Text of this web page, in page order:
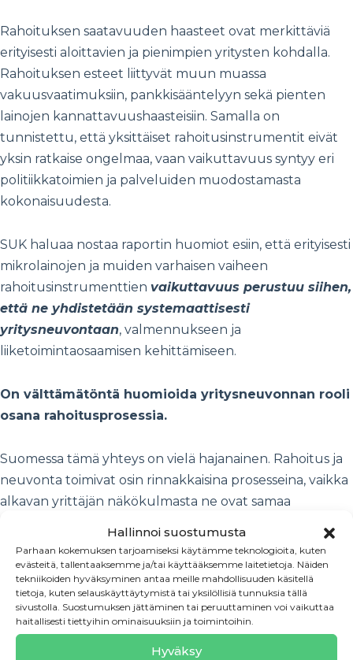
Hallinnoi suostumusta
Parhaan kokemuksen tarjoamiseksi käytämme teknologioita, kuten
evästeitä, tallentaaksemme ja/tai käyttääksemme laitetietoja. Näiden
tekniikoiden hyväksyminen antaa meille mahdollisuuden käsitellä
tietoja, kuten selauskäyttäytymistä tai yksilöllisiä tunnuksia tällä
sivustolla. Suostumuksen jättäminen tai peruuttaminen voi vaikuttaa
haitallisesti tiettyihin ominaisuuksiin ja toimintoihin.
Hyväksy
Rahoituksen saatavuuden haasteet ovat merkittäviä
erityisesti aloittavien ja pienimpien yritysten kohdalla.
Rahoituksen esteet liittyvät muun muassa
vakuusvaatimuksiin, pankkisääntelyyn sekä pienten
lainojen kannattavuushaasteisiin. Samalla on
tunnistettu, että yksittäiset rahoitusinstrumentit eivät
yksin ratkaise ongelmaa, vaan vaikuttavuus syntyy eri
politiikkatoimien ja palveluiden muodostamasta
kokonaisuudesta.
SUK haluaa nostaa raportin huomiot esiin, että erityisesti
mikrolainojen ja muiden varhaisen vaiheen
rahoitusinstrumenttien vaikuttavuus perustuu siihen,
että ne yhdistetään systemaattisesti
yritysneuvontaan, valmennukseen ja
liiketoimintaosaamisen kehittämiseen.
On välttämätöntä huomioida yritysneuvonnan rooli
osana rahoitusprosessia.
Suomessa tämä yhteys on vielä hajanainen. Rahoitus ja
neuvonta toimivat osin rinnakkaisina prosesseina, vaikka
alkavan yrittäjän näkökulmasta ne ovat samaa
välttämättömänä, että tulevissa rahoitusratkaisuissa,
kuten mikrolainamallien kehittämisessä ja
mahdollisessa portfoliotakauksen käyttöönotossa,
huomioidaan alusta alkaen yritysneuvonnan rooli
osana rahoitusprosessia.